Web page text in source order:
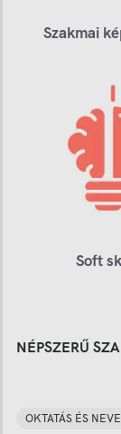
Szakmai
Soft
NÉPSZERŰ
OKTATÁS ÉS